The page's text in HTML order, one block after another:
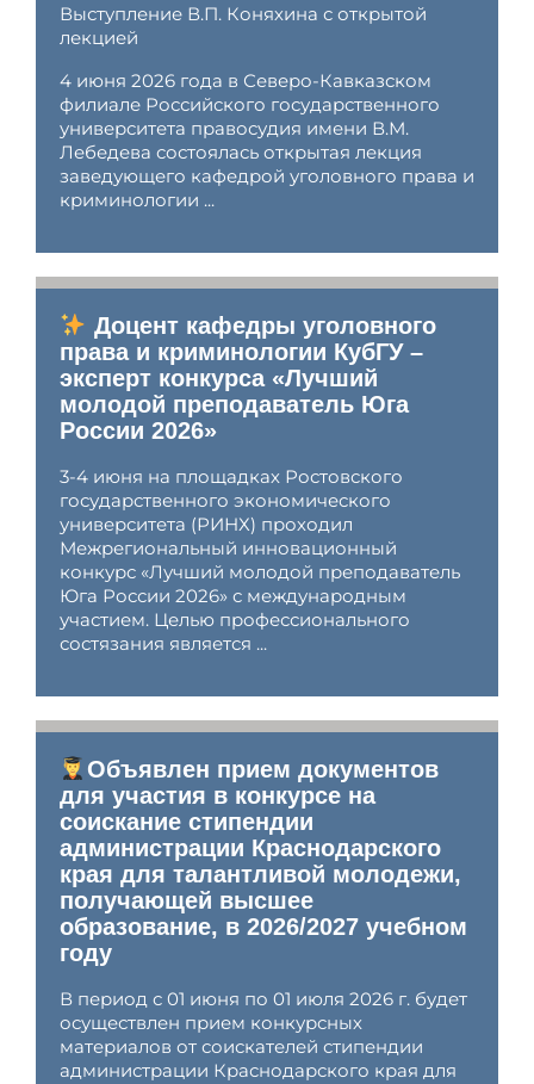
Выступление В.П. Коняхина с открытой
лекцией
4 июня 2026 года в Северо-Кавказском
филиале Российского государственного
университета правосудия имени В.М.
Лебедева состоялась открытая лекция
заведующего кафедрой уголовного права и
криминологии ...
Доцент кафедры уголовного
права и криминологии КубГУ –
эксперт конкурса «Лучший
молодой преподаватель Юга
России 2026»
3-4 июня на площадках Ростовского
государственного экономического
университета (РИНХ) проходил
Межрегиональный инновационный
конкурс «Лучший молодой преподаватель
Юга России 2026» с международным
участием. Целью профессионального
состязания является ...
Объявлен прием документов
для участия в конкурсе на
соискание стипендии
администрации Краснодарского
края для талантливой молодежи,
получающей высшее
образование, в 2026/2027 учебном
году
В период с 01 июня по 01 июля 2026 г. будет
осуществлен прием конкурсных
материалов от соискателей стипендии
администрации Краснодарского края для